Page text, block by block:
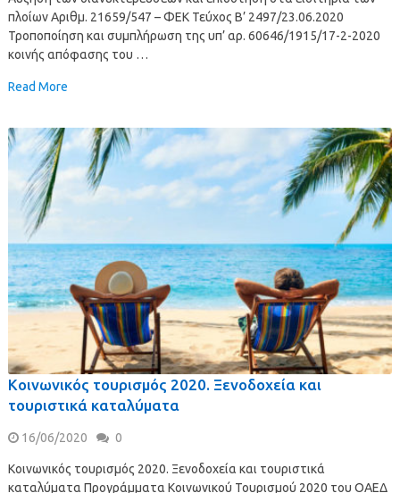
πλοίων Αριθμ. 21659/547 – ΦΕΚ Τεύχος B’ 2497/23.06.2020
Τροποποίηση και συμπλήρωση της υπ’ αρ. 60646/1915/17-2-2020
κοινής απόφασης του …
Read More
Κοινωνικός τουρισμός 2020. Ξενοδοχεία και
τουριστικά καταλύματα
16/06/2020 0
Κοινωνικός τουρισμός 2020. Ξενοδοχεία και τουριστικά
καταλύματα Προγράμματα Κοινωνικού Τουρισμού 2020 του ΟΑΕΔ